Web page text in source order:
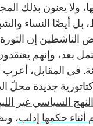
ولا يعنون بذلك
بل أيضًا النساء
الناشطين إن
لم تكتمل بعد، وإنهم
في المقابل،
جديدة محلّ
النهج السياسي غير
أثناء حكمها إدلب،